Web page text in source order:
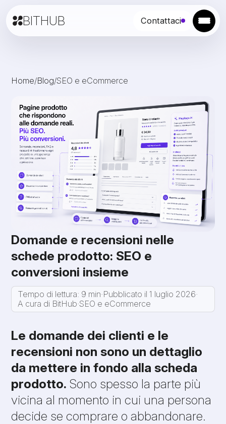
BITHUB Contattaci
Home/Blog/SEO e eCommerce
Domande e recensioni nelle
schede prodotto: SEO e
conversioni insieme
Tempo di lettura: 9 min·Pubblicato il 1 luglio 2026·
A cura di BitHub·SEO e eCommerce
Le domande dei clienti e le
recensioni non sono un dettaglio
da mettere in fondo alla scheda
prodotto. Sono spesso la parte più
vicina al momento in cui una persona
decide se comprare o abbandonare.